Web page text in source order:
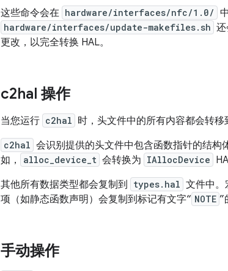
这些命令会在 hardware/interfaces/nfc/1.0/
hardware/interfaces/update-makefiles.sh
更改，以完全转换 HAL。
c2hal 操作
当您运行 c2hal 时，头文件中的所有内容都会转移
c2hal 会识别提供的头文件中包含函数指针的结构
如，
alloc_device_t 会转换为 IAllocDevice
其他所有数据类型都会复制到
types.hal 文件中。
项（如静态函数声明）会复制到标记有文字“ NOTE ”
手动操作